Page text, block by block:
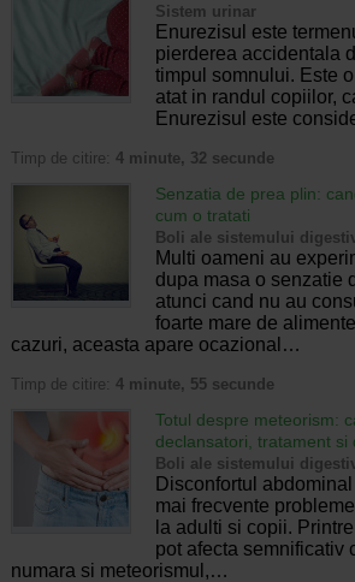
Sistem urinar
Enurezisul este
pierderea accidentala
timpul somnului. Este
atat in randul copiilor,
Enurezisul este
Timp de citire: 4 minute, 32 secunde
Senzatia de prea plin:
cum o tratati
Boli ale sistemului
Multi oameni au
dupa masa o senzatie
atunci cand nu au
foarte mare de
cazuri, aceasta apare ocazional…
Timp de citire: 4 minute, 55 secunde
Totul despre meteorism:
declansatori, tratament si
Boli ale sistemului
Disconfortul
mai frecvente
la adulti si copii.
pot afecta semnificativ
numara si meteorismul,…